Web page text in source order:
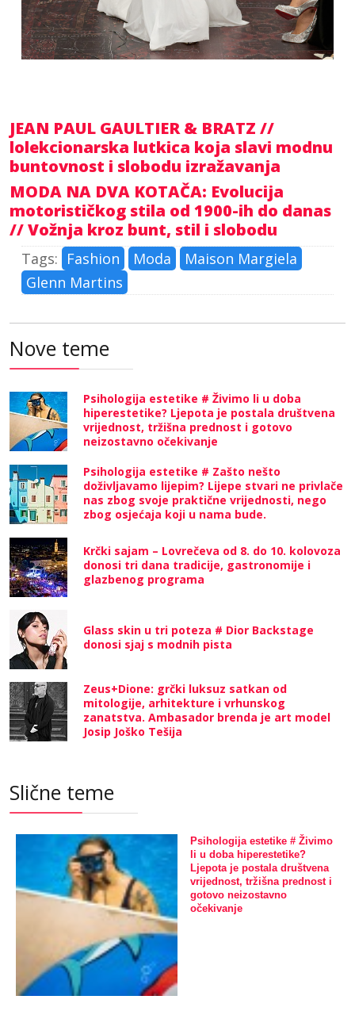
JEAN PAUL GAULTIER & BRATZ //
lolekcionarska lutkica koja slavi modnu
buntovnost i slobodu izražavanja
MODA NA DVA KOTAČA: Evolucija
motorističkog stila od 1900-ih do danas
// Vožnja kroz bunt, stil i slobodu
Tags: Fashion Moda
Maison Margiela
Glenn Martins
Nove teme
Psihologija estetike # Živimo li u doba
hiperestetike? Ljepota je postala društvena
vrijednost, tržišna prednost i gotovo
neizostavno očekivanje
Psihologija estetike # Zašto nešto
doživljavamo lijepim? Lijepe stvari ne privlače
nas zbog svoje praktične vrijednosti, nego
zbog osjećaja koji u nama bude.
Krčki sajam – Lovrečeva od 8. do 10. kolovoza
donosi tri dana tradicije, gastronomije i
glazbenog programa
Glass skin u tri poteza # Dior Backstage
donosi sjaj s modnih pista
Zeus+Dione: grčki luksuz satkan od
mitologije, arhitekture i vrhunskog
zanatstva. Ambasador brenda je art model
Josip Joško Tešija
Slične teme
Psihologija estetike # Živimo
li u doba hiperestetike?
Ljepota je postala društvena
vrijednost, tržišna prednost i
gotovo neizostavno
očekivanje